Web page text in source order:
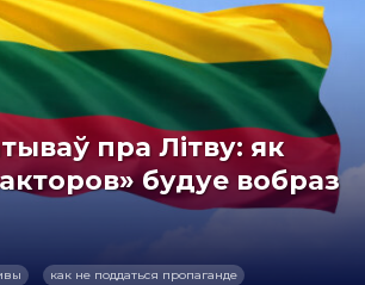
пра Літву: як
будуе вобраз
как не поддаться пропаганде